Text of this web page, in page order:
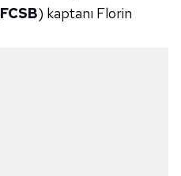
FCSB) kaptanı Florin